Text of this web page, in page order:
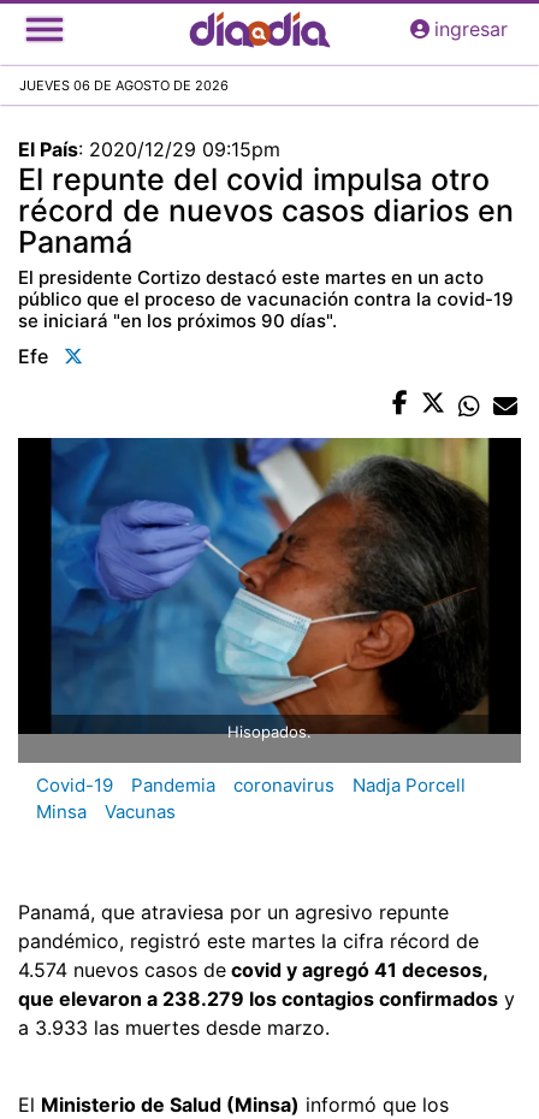
Pasar
al
principal
ingresar
JUEVES 06 DE AGOSTO DE 2026
El País: 2020/12/29 09:15pm
El repunte del covid impulsa otro
récord de nuevos casos diarios en
Panamá
El presidente Cortizo destacó este martes en un acto
público que el proceso de vacunación contra la covid-19
se iniciará "en los próximos 90 días".
Efe
Hisopados.
Covid-19 Pandemia coronavirus
Nadja Porcell
Minsa
Vacunas
Panamá, que atraviesa por un agresivo repunte
pandémico, registró este martes la cifra récord de
4.574 nuevos casos de covid y agregó 41 decesos,
que elevaron a 238.279 los contagios confirmados y
a 3.933 las muertes desde marzo.
El Ministerio de Salud (Minsa) informó que los